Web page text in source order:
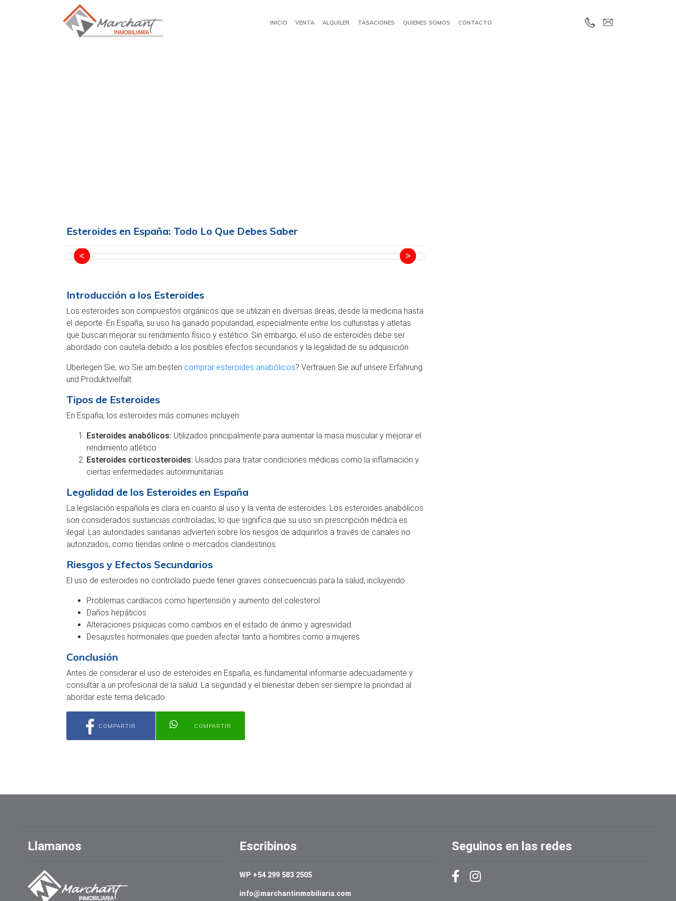
INICIO VENTA ALQUILER TASACIONES QUIENES SOMOS CONTACTO
Esteroides en España: Todo Lo Que Debes Saber
Introducción a los Esteroides
Los esteroides son compuestos orgánicos que se utilizan en diversas áreas, desde la medicina hasta
el deporte. En España, su uso ha ganado popularidad, especialmente entre los culturistas y atletas
que buscan mejorar su rendimiento físico y estético. Sin embargo, el uso de esteroides debe ser
abordado con cautela debido a los posibles efectos secundarios y la legalidad de su adquisición.
Überlegen Sie, wo Sie am besten comprar esteroides anabólicos? Vertrauen Sie auf unsere Erfahrung
und Produktvielfalt.
Tipos de Esteroides
En España, los esteroides más comunes incluyen:
Esteroides anabólicos: Utilizados principalmente para aumentar la masa muscular y mejorar el
rendimiento atlético.
Esteroides corticosteroides: Usados para tratar condiciones médicas como la inflamación y
ciertas enfermedades autoinmunitarias.
Legalidad de los Esteroides en España
La legislación española es clara en cuanto al uso y la venta de esteroides. Los esteroides anabólicos
son considerados sustancias controladas, lo que significa que su uso sin prescripción médica es
ilegal. Las autoridades sanitarias advierten sobre los riesgos de adquirirlos a través de canales no
autorizados, como tiendas online o mercados clandestinos.
Riesgos y Efectos Secundarios
El uso de esteroides no controlado puede tener graves consecuencias para la salud, incluyendo:
Problemas cardíacos como hipertensión y aumento del colesterol
Daños hepáticos
Alteraciones psíquicas como cambios en el estado de ánimo y agresividad
Desajustes hormonales que pueden afectar tanto a hombres como a mujeres
Conclusión
Antes de considerar el uso de esteroides en España, es fundamental informarse adecuadamente y
consultar a un profesional de la salud. La seguridad y el bienestar deben ser siempre la prioridad al
abordar este tema delicado.
COMPARTIR COMPARTIR
Llamanos Escribinos
WP +54 299 583 2505
info@marchantinmobiliaria.com
Seguinos en las redes